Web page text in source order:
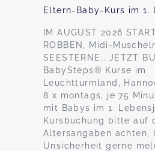
Eltern-Baby-Kurs im 1.
IM AUGUST 2026
ROBBEN, Midi-
SEESTERNE;. JETZT
BabySteps® Kurse im
Leuchtturmland,
8 x montags, je 75
mit Babys im 1.
Kursbuchung bitte auf
Altersangaben achten,
Unsicherheit gerne